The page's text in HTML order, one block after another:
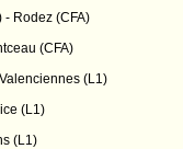
- Rodez (CFA)
(CFA)
(L1)
(L1)
(L1)